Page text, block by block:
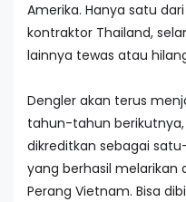
Amerika. Hanya satu
kontraktor Thailand,
lainnya tewas atau
Dengler akan terus
tahun-tahun
dikreditkan sebagai
yang berhasil melarikan
Perang Vietnam. Bisa